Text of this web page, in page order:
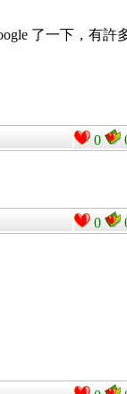
了一下，有許
0
0